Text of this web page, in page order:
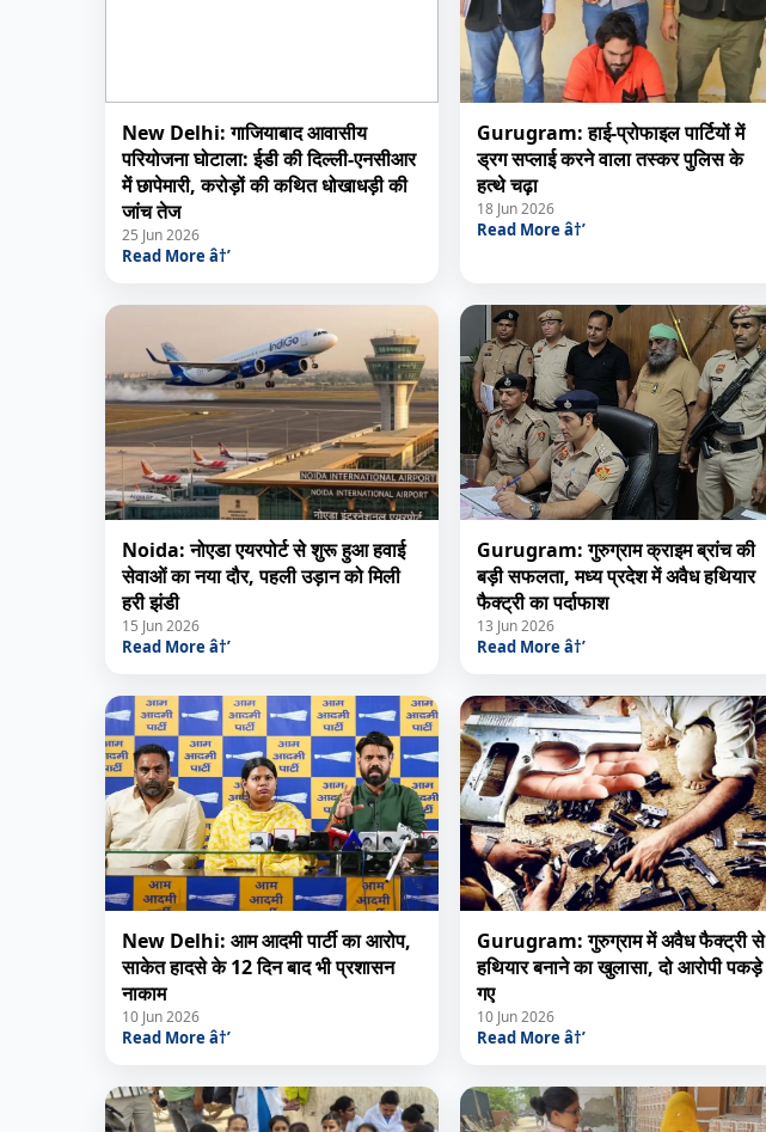
New Delhi: गाजियाबाद आवासीय
परियोजना घोटाला: ईडी की दिल्ली-एनसीआर
में छापेमारी, करोड़ों की कथित धोखाधड़ी की
जांच तेज
25 Jun 2026
Read More â†’
Gurugram: हाई-प्रोफाइल पार्टियों में
ड्रग सप्लाई करने वाला तस्कर पुलिस के
हत्थे चढ़ा
18 Jun 2026
Read More â†’
Noida: नोएडा एयरपोर्ट से शुरू हुआ हवाई
सेवाओं का नया दौर, पहली उड़ान को मिली
हरी झंडी
15 Jun 2026
Read More â†’
Gurugram: गुरुग्राम क्राइम ब्रांच की
बड़ी सफलता, मध्य प्रदेश में अवैध हथियार
फैक्ट्री का पर्दाफाश
13 Jun 2026
Read More â†’
New Delhi: आम आदमी पार्टी का आरोप,
साकेत हादसे के 12 दिन बाद भी प्रशासन
नाकाम
10 Jun 2026
Read More â†’
Gurugram: गुरुग्राम में अवैध फैक्ट्री से
हथियार बनाने का खुलासा, दो आरोपी पकड़े
गए
10 Jun 2026
Read More â†’